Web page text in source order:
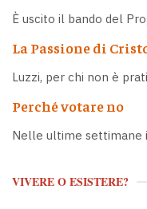
È uscito il bando del
La Passione di
Luzzi, per chi non è
Perché votare no
Nelle ultime settimane
VIVERE O ESISTERE?